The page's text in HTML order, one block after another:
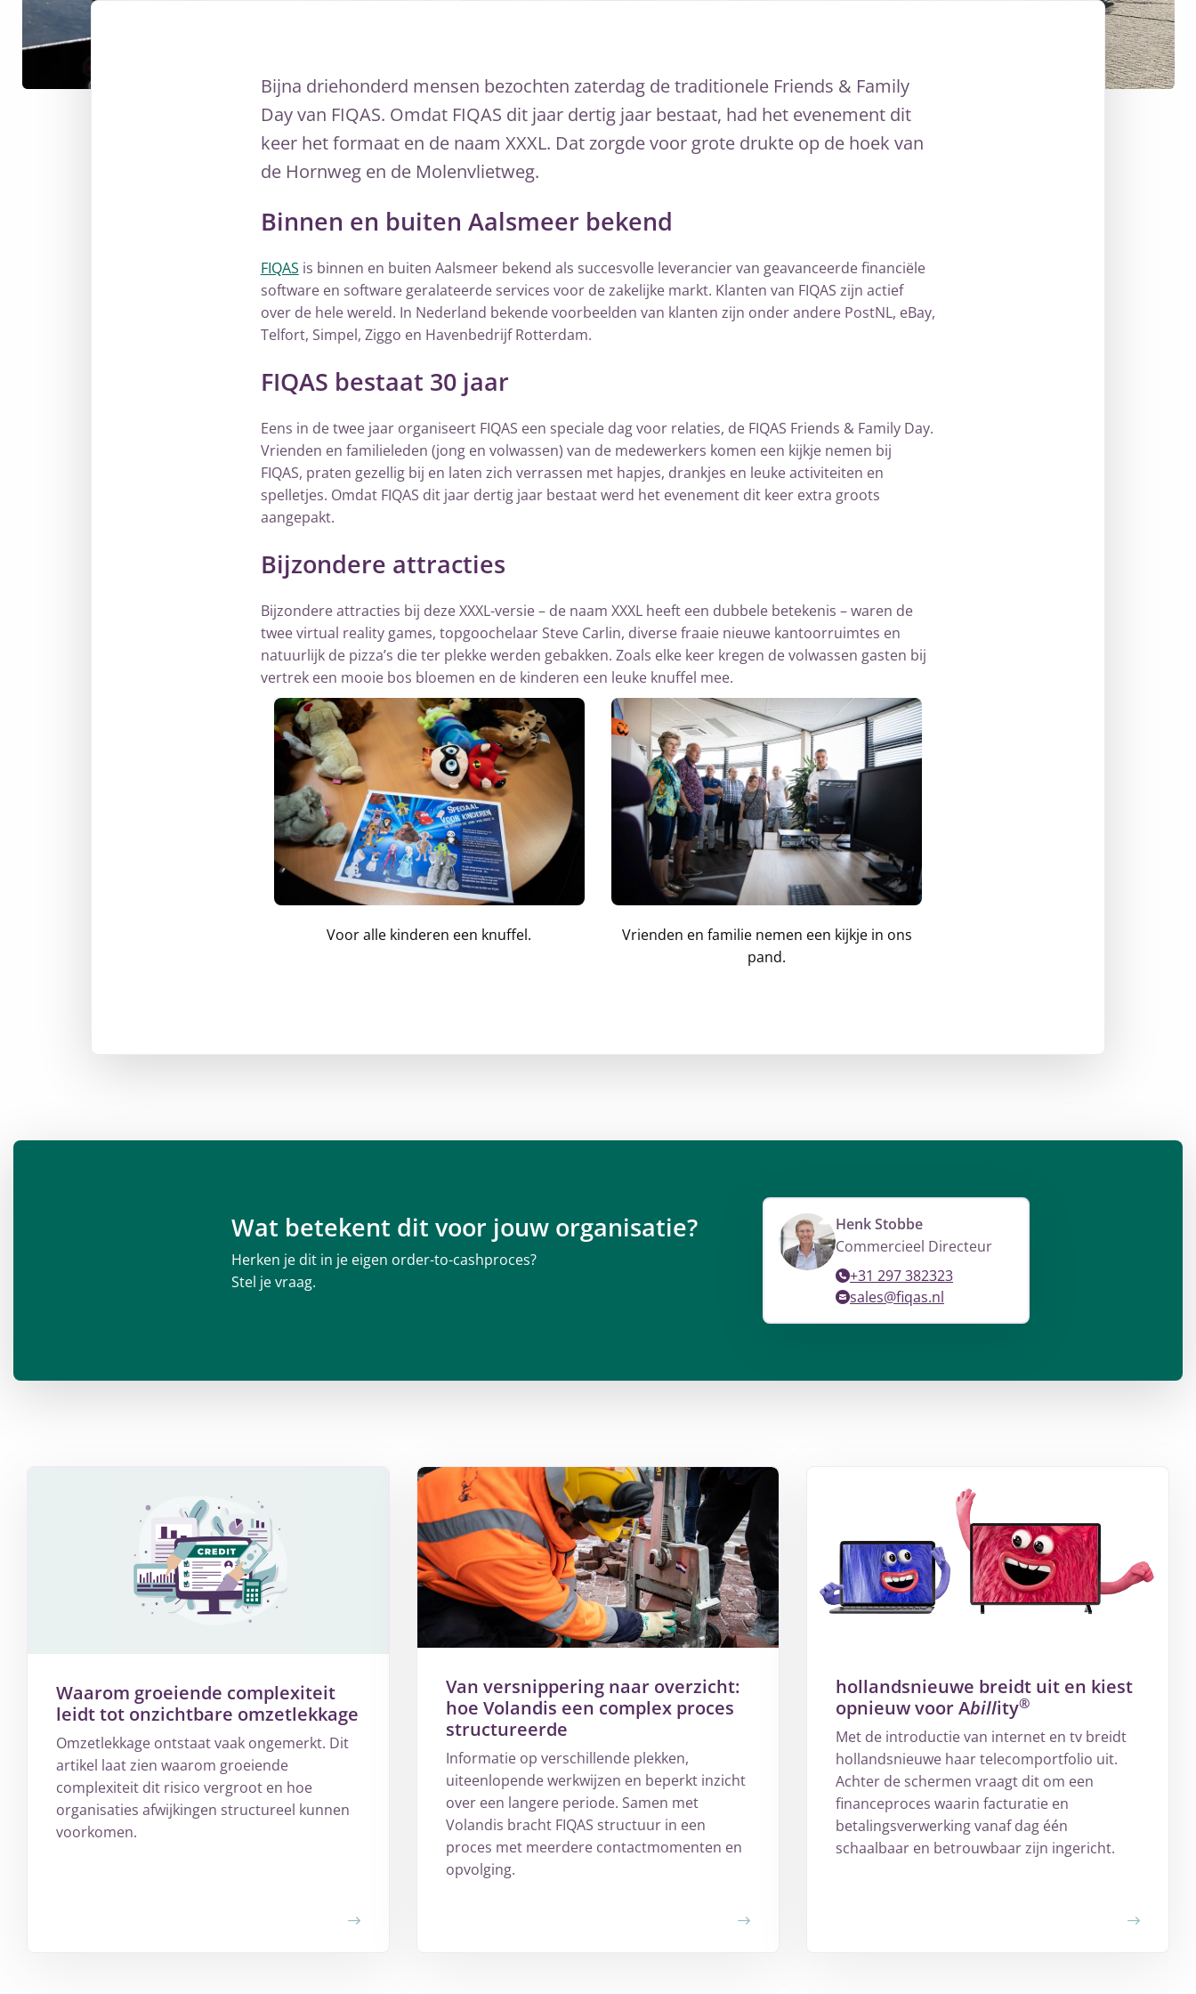
Bijna driehonderd mensen bezochten zaterdag de traditionele Friends & Family
Day van FIQAS. Omdat FIQAS dit jaar dertig jaar bestaat, had het evenement dit
keer het formaat en de naam XXXL. Dat zorgde voor grote drukte op de hoek van
de Hornweg en de Molenvlietweg.
Binnen en buiten Aalsmeer bekend
FIQAS is binnen en buiten Aalsmeer bekend als succesvolle leverancier van geavanceerde financiële
software en software geralateerde services voor de zakelijke markt. Klanten van FIQAS zijn actief
over de hele wereld. In Nederland bekende voorbeelden van klanten zijn onder andere PostNL, eBay,
Telfort, Simpel, Ziggo en Havenbedrijf Rotterdam.
FIQAS bestaat 30 jaar
Eens in de twee jaar organiseert FIQAS een speciale dag voor relaties, de FIQAS Friends & Family Day.
Vrienden en familieleden (jong en volwassen) van de medewerkers komen een kijkje nemen bij
FIQAS, praten gezellig bij en laten zich verrassen met hapjes, drankjes en leuke activiteiten en
spelletjes. Omdat FIQAS dit jaar dertig jaar bestaat werd het evenement dit keer extra groots
aangepakt.
Bijzondere attracties
Bijzondere attracties bij deze XXXL-versie – de naam XXXL heeft een dubbele betekenis – waren de
twee virtual reality games, topgoochelaar Steve Carlin, diverse fraaie nieuwe kantoorruimtes en
natuurlijk de pizza’s die ter plekke werden gebakken. Zoals elke keer kregen de volwassen gasten bij
vertrek een mooie bos bloemen en de kinderen een leuke knuffel mee.
Voor alle kinderen een knuffel.
Vrienden en familie nemen een kijkje in ons
pand.
Wat betekent dit voor jouw organisatie?
Herken je dit in je eigen order-to-cashproces?
Stel je vraag.
Henk Stobbe
Commercieel Directeur
+31 297 382323
sales@fiqas.nl
Waarom groeiende complexiteit
leidt tot onzichtbare omzetlekkage
Omzetlekkage ontstaat vaak ongemerkt. Dit
artikel laat zien waarom groeiende
complexiteit dit risico vergroot en hoe
organisaties afwijkingen structureel kunnen
voorkomen.
Van versnippering naar overzicht:
hoe Volandis een complex proces
structureerde
Informatie op verschillende plekken,
uiteenlopende werkwijzen en beperkt inzicht
over een langere periode. Samen met
Volandis bracht FIQAS structuur in een
proces met meerdere contactmomenten en
opvolging.
hollandsnieuwe breidt uit en kiest
opnieuw voor Abillity®
Met de introductie van internet en tv breidt
hollandsnieuwe haar telecomportfolio uit.
Achter de schermen vraagt dit om een
financeproces waarin facturatie en
betalingsverwerking vanaf dag één
schaalbaar en betrouwbaar zijn ingericht.